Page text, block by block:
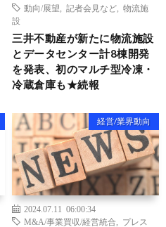
動向/展望
記者会見など
物流施
設
三井不動産が新たに物流施設
とデータセンター計8棟開発
を発表、初のマルチ型冷凍・
冷蔵倉庫も★続報
経営/業界動向
2024.07.11 06:00:34
M&A/事業買収/経営統合
プレス